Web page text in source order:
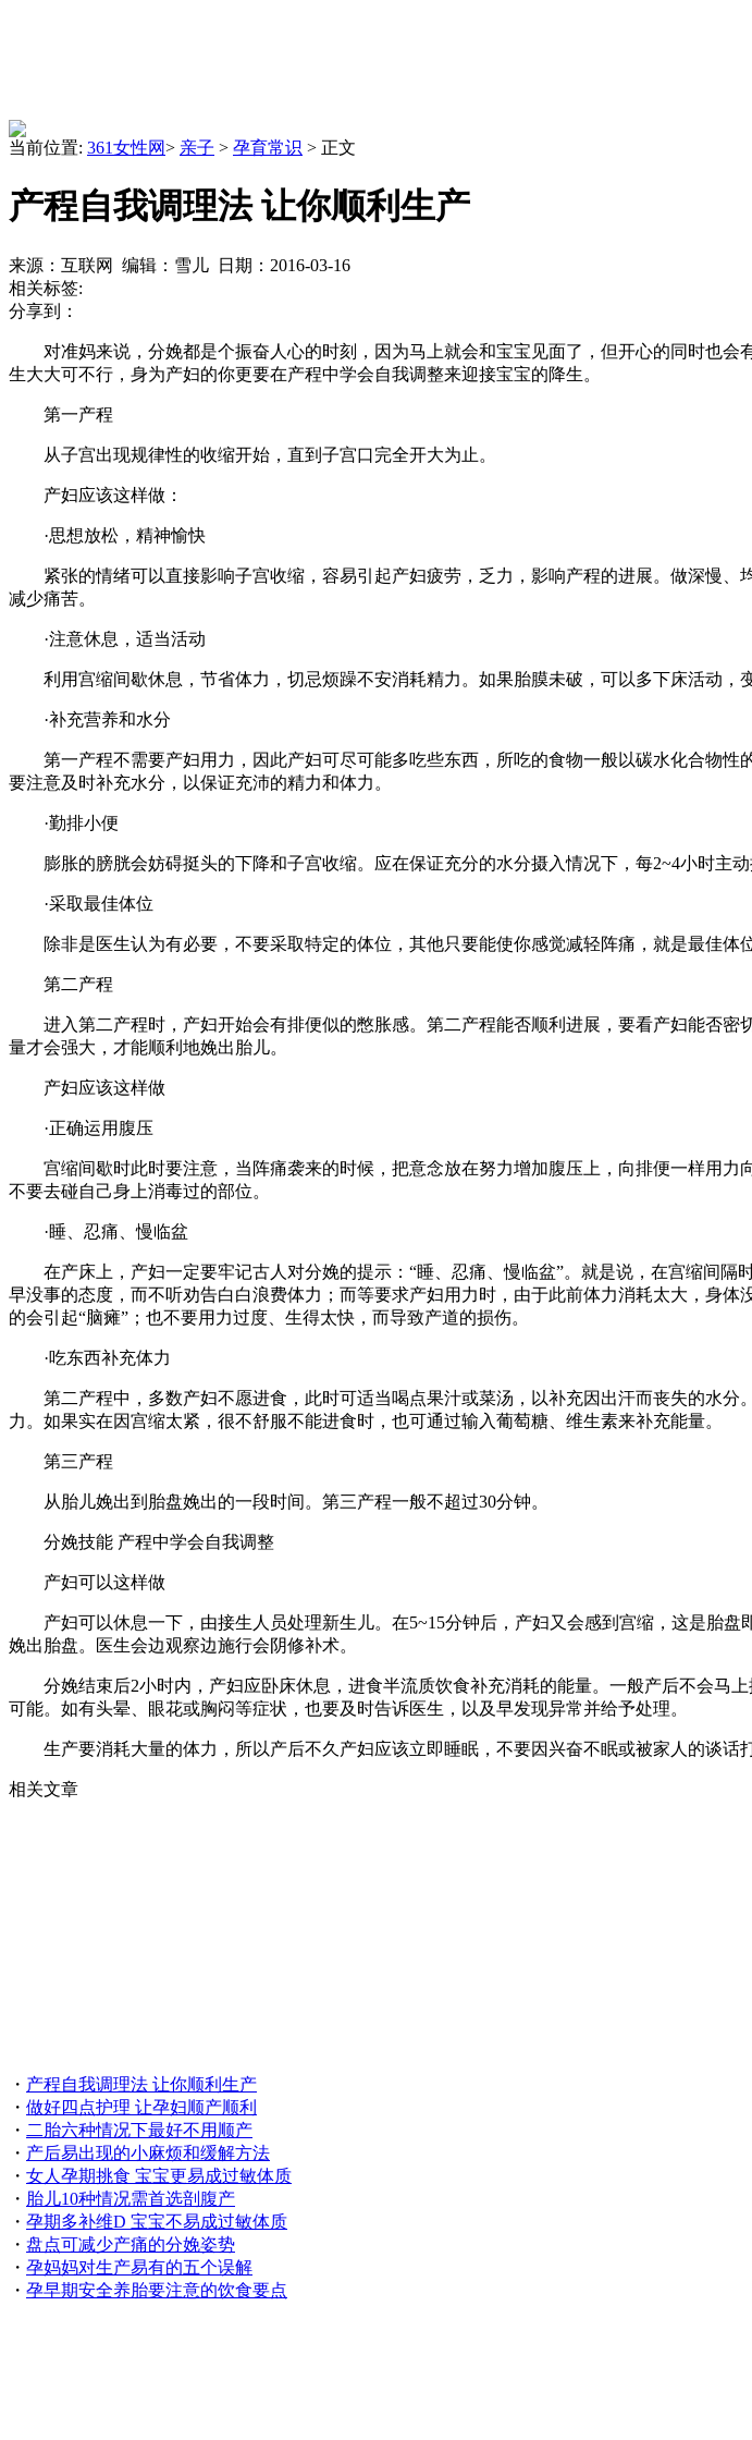
当前位置: 361女性网> 亲子 > 孕育常识 > 正文
产程自我调理法 让你顺利生产
来源：互联网 编辑：雪儿 日期：2016-03-16
相关标签:
分享到：
对准妈来说，分娩都是个振奋人心的时刻，因为马上就会和宝宝见面了，但开心的同时也会
生大大可不行，身为产妇的你更要在产程中学会自我调整来迎接宝宝的降生。
第一产程
从子宫出现规律性的收缩开始，直到子宫口完全开大为止。
产妇应该这样做：
·思想放松，精神愉快
紧张的情绪可以直接影响子宫收缩，容易引起产妇疲劳，乏力，影响产程的进展。做深慢、
减少痛苦。
·注意休息，适当活动
利用宫缩间歇休息，节省体力，切忌烦躁不安消耗精力。如果胎膜未破，可以多下床活动，
·补充营养和水分
第一产程不需要产妇用力，因此产妇可尽可能多吃些东西，所吃的食物一般以碳水化合物性
要注意及时补充水分，以保证充沛的精力和体力。
·勤排小便
膨胀的膀胱会妨碍挺头的下降和子宫收缩。应在保证充分的水分摄入情况下，每2~4小时主
·采取最佳体位
除非是医生认为有必要，不要采取特定的体位，其他只要能使你感觉减轻阵痛，就是最佳体位
第二产程
进入第二产程时，产妇开始会有排便似的憋胀感。第二产程能否顺利进展，要看产妇能否密
量才会强大，才能顺利地娩出胎儿。
产妇应该这样做
·正确运用腹压
宫缩间歇时此时要注意，当阵痛袭来的时候，把意念放在努力增加腹压上，向排便一样用力
不要去碰自己身上消毒过的部位。
·睡、忍痛、慢临盆
在产床上，产妇一定要牢记古人对分娩的提示：“睡、忍痛、慢临盆”。就是说，在宫缩间隔
早没事的态度，而不听劝告白白浪费体力；而等要求产妇用力时，由于此前体力消耗太大，身
的会引起“脑瘫”；也不要用力过度、生得太快，而导致产道的损伤。
·吃东西补充体力
第二产程中，多数产妇不愿进食，此时可适当喝点果汁或菜汤，以补充因出汗而丧失的水分
力。如果实在因宫缩太紧，很不舒服不能进食时，也可通过输入葡萄糖、维生素来补充能量。
第三产程
从胎儿娩出到胎盘娩出的一段时间。第三产程一般不超过30分钟。
分娩技能 产程中学会自我调整
产妇可以这样做
产妇可以休息一下，由接生人员处理新生儿。在5~15分钟后，产妇又会感到宫缩，这是胎盘
娩出胎盘。医生会边观察边施行会阴修补术。
分娩结束后2小时内，产妇应卧床休息，进食半流质饮食补充消耗的能量。一般产后不会马
可能。如有头晕、眼花或胸闷等症状，也要及时告诉医生，以及早发现异常并给予处理。
生产要消耗大量的体力，所以产后不久产妇应该立即睡眠，不要因兴奋不眠或被家人的谈话
相关文章
・ 产程自我调理法 让你顺利生产
・ 做好四点护理 让孕妇顺产顺利
・ 二胎六种情况下最好不用顺产
・ 产后易出现的小麻烦和缓解方法
・ 女人孕期挑食 宝宝更易成过敏体质
・ 胎儿10种情况需首选剖腹产
・ 孕期多补维D 宝宝不易成过敏体质
・ 盘点可减少产痛的分娩姿势
・ 孕妈妈对生产易有的五个误解
・ 孕早期安全养胎要注意的饮食要点